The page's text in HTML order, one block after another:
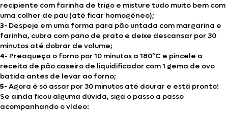
recipiente com farinha de trigo e misture tudo muito bem com
uma colher de pau (até ficar homogêneo);
3- Despeje em uma forma para pão untada com margarina e
farinha, cubra com pano de prato e deixe descansar por 30
minutos até dobrar de volume;
4- Preaqueça o forno por 10 minutos a 180ºC e pincele a
receita de pão caseiro de liquidificador com 1 gema de ovo
batida antes de levar ao forno;
5- Agora é só assar por 30 minutos até dourar e está pronto!
Se ainda ficou alguma dúvida, siga o passo a passo
acompanhando o vídeo: